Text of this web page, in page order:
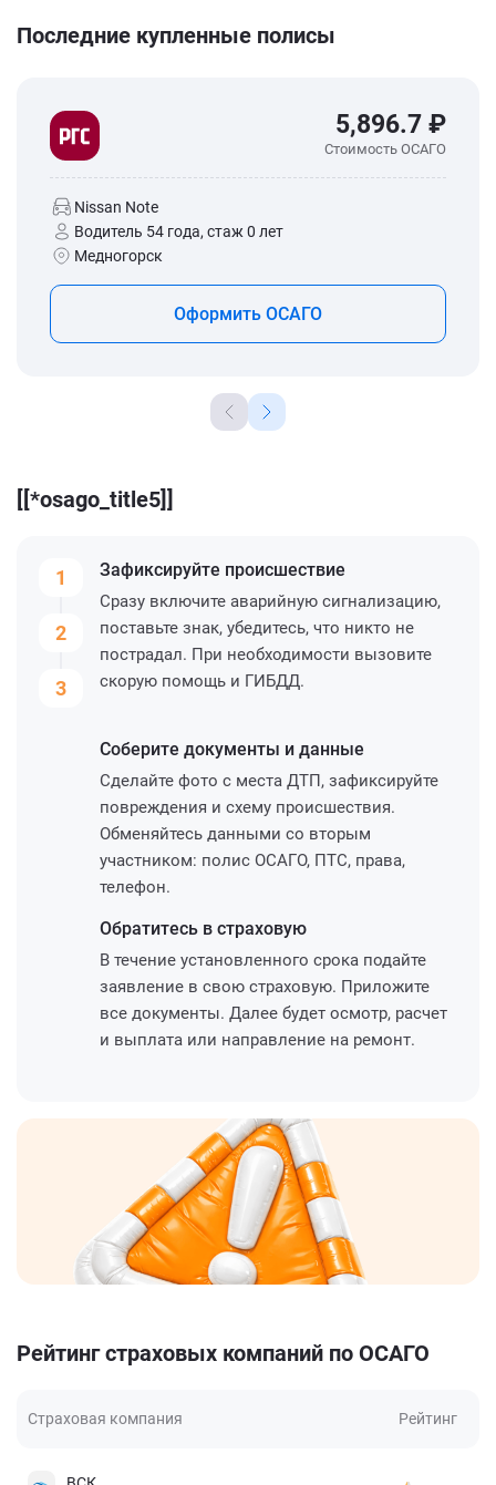
Последние купленные полисы
5,896.7 ₽
Стоимость ОСАГО
Nissan Note
Водитель 54 года, стаж 0 лет
Медногорск
Оформить ОСАГО
[[*osago_title5]]
1
2
3
Зафиксируйте происшествие
Сразу включите аварийную сигнализацию,
поставьте знак, убедитесь, что никто не
пострадал. При необходимости вызовите
скорую помощь и ГИБДД.
Соберите документы и данные
Сделайте фото с места ДТП, зафиксируйте
повреждения и схему происшествия.
Обменяйтесь данными со вторым
участником: полис ОСАГО, ПТС, права,
телефон.
Обратитесь в страховую
В течение установленного срока подайте
заявление в свою страховую. Приложите
все документы. Далее будет осмотр, расчет
и выплата или направление на ремонт.
Рейтинг страховых компаний по ОСАГО
Страховая компания Рейтинг